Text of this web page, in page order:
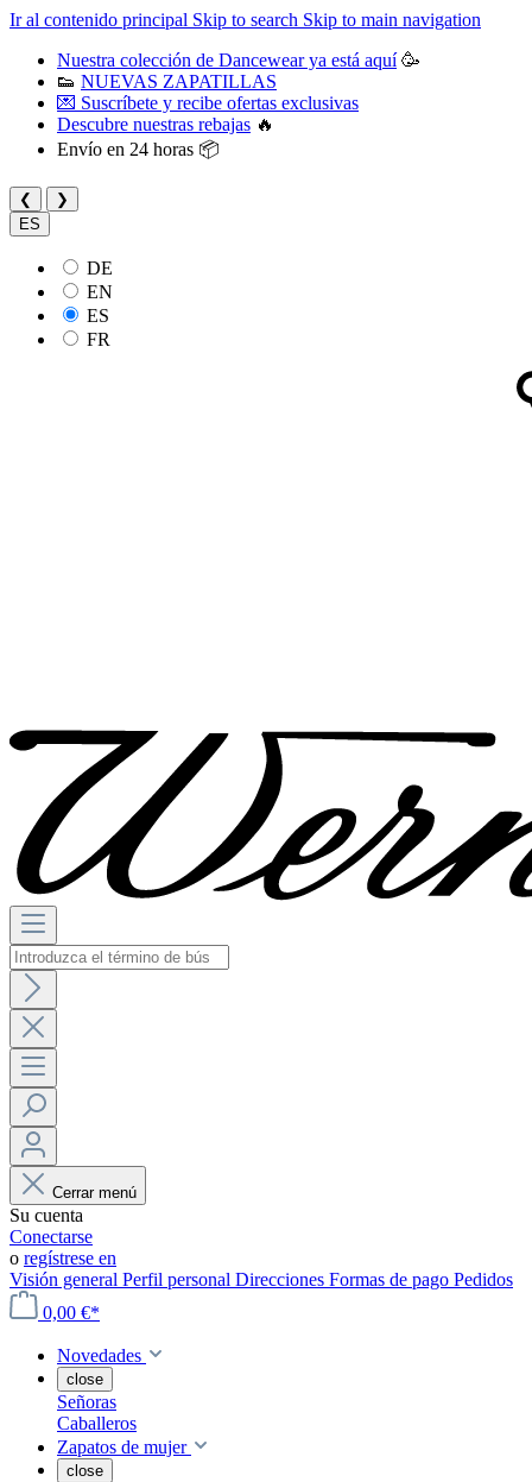
Ir al contenido principal Skip to search Skip to main navigation
Nuestra colección de Dancewear ya está aquí🥳
👟 NUEVAS ZAPATILLAS
💌 Suscríbete y recibe ofertas exclusivas
Descubre nuestras rebajas 🔥
Envío en 24 horas 📦
❮
❯
ES
DE
EN
ES
FR
Cerrar menú
Su cuenta
Conectarse
o regístrese en
Visión general Perfil personal Direcciones Formas de pago Pedidos
0,00 €*
Novedades
close
Señoras
Caballeros
Zapatos de mujer
close